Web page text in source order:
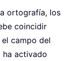
ortografía, los
coincidir
campo del
ha activado